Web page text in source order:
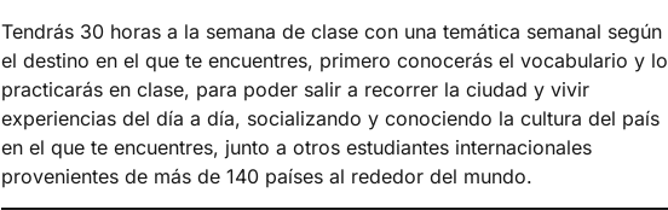
Tendrás 30 horas a la semana de clase con una temática semanal según
el destino en el que te encuentres, primero conocerás el vocabulario y lo
practicarás en clase, para poder salir a recorrer la ciudad y vivir
experiencias del día a día, socializando y conociendo la cultura del país
en el que te encuentres, junto a otros estudiantes internacionales
provenientes de más de 140 países al rededor del mundo.